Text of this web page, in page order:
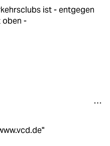
ist - entgegen
-